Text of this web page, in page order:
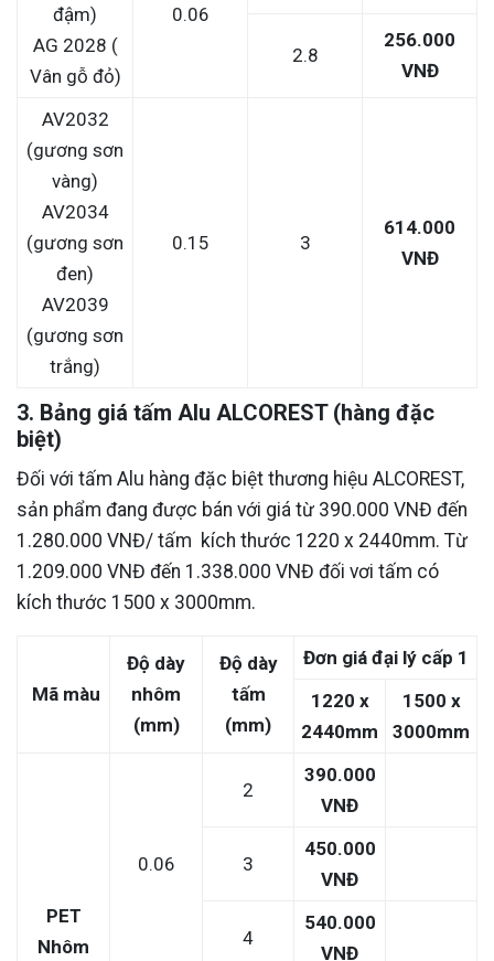
đậm)
AG 2028 (
Vân gỗ đỏ)
0.06
2.8
256.000
VNĐ
AV2032
(gương sơn
vàng)
AV2034
(gương sơn
đen)
AV2039
(gương sơn
trắng)
0.15 3
614.000
VNĐ
3. Bảng giá tấm Alu ALCOREST (hàng đặc
biệt)
Đối với tấm Alu hàng đặc biệt thương hiệu ALCOREST,
sản phẩm đang được bán với giá từ 390.000 VNĐ đến
1.280.000 VNĐ/ tấm kích thước 1220 x 2440mm. Từ
1.209.000 VNĐ đến 1.338.000 VNĐ đối vơi tấm có
kích thước 1500 x 3000mm.
Mã màu
Độ dày
nhôm
(mm)
Độ dày
tấm
(mm)
Đơn giá đại lý cấp 1
1220 x
2440mm
1500 x
3000mm
PET
Nhôm
0.06
2
390.000
VNĐ
3
450.000
VNĐ
4
540.000
VNĐ